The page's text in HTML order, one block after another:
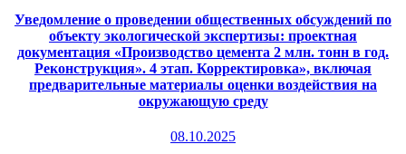
Уведомление о проведении общественных обсуждений по
объекту экологической экспертизы: проектная
документация «Производство цемента 2 млн. тонн в год.
Реконструкция». 4 этап. Корректировка», включая
предварительные материалы оценки воздействия на
окружающую среду
08.10.2025